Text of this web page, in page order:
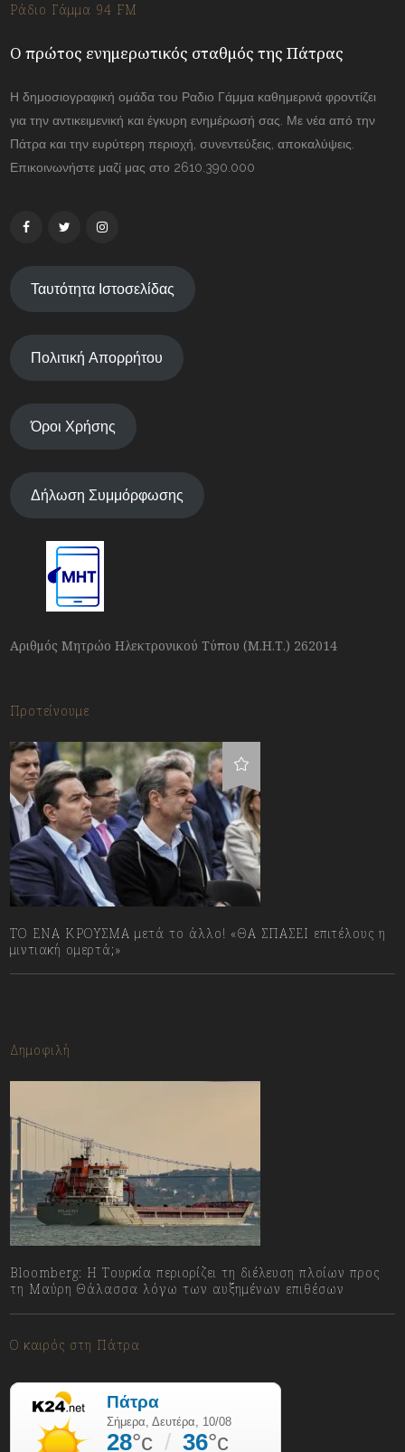
Ράδιο Γάμμα 94 FM
Ο πρώτος ενημερωτικός σταθμός της Πάτρας
Η δημοσιογραφική ομάδα του Ραδιο Γάμμα καθημερινά φροντίζει
για την αντικειμενική και έγκυρη ενημέρωσή σας. Με νέα από την
Πάτρα και την ευρύτερη περιοχή, συνεντεύξεις, αποκαλύψεις.
Επικοινωνήστε μαζί μας στο 2610.390.000
Ταυτότητα Ιστοσελίδας
Πολιτική Απορρήτου
Όροι Χρήσης
Δήλωση Συμμόρφωσης
Αριθμός Μητρώο Ηλεκτρονικού Τύπου (Μ.Η.Τ.) 262014
Προτείνουμε
ΤΟ ΕΝΑ ΚΡΟΥΣΜΑ μετά το άλλο! «ΘΑ ΣΠΑΣΕΙ επιτέλους η
μιντιακή ομερτά;»
Δημοφιλή
Bloomberg: Η Τουρκία περιορίζει τη διέλευση πλοίων προς
τη Μαύρη Θάλασσα λόγω των αυξημένων επιθέσων
Ο καιρός στη Πάτρα